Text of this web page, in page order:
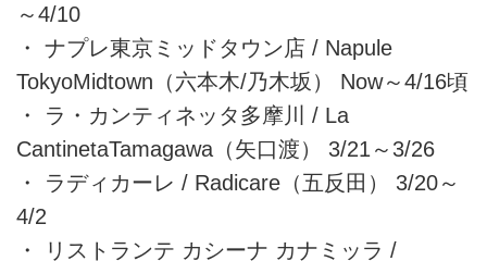
～4/10
・ ナプレ東京ミッドタウン店 / Napule
TokyoMidtown（六本木/乃木坂） Now～4/16頃
・ ラ・カンティネッタ多摩川 / La
CantinetaTamagawa（矢口渡） 3/21～3/26
・ ラディカーレ / Radicare（五反田） 3/20～
4/2
・ リストランテ カシーナ カナミッラ /